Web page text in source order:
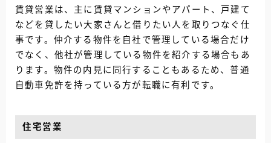
賃貸営業は、主に賃貸マンションやアパート、戸建て
などを貸したい大家さんと借りたい人を取りつなぐ仕
事です。仲介する物件を自社で管理している場合だけ
でなく、他社が管理している物件を紹介する場合もあ
ります。物件の内見に同行することもあるため、普通
自動車免許を持っている方が転職に有利です。
住宅営業